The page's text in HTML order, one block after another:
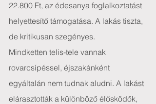
22.800 Ft, az édesanya foglalkoztatást
helyettesítő támogatása. A lakás tiszta,
de kritikusan szegényes.
Mindketten telis-tele vannak
rovarcsípéssel, éjszakánként
egyáltalán nem tudnak aludni. A lakást
elárasztották a különböző élősködők,